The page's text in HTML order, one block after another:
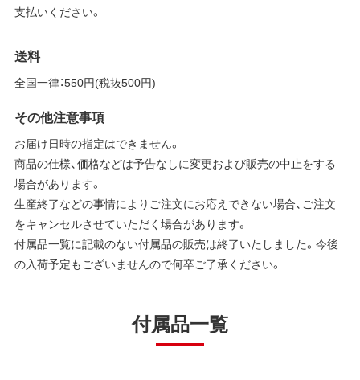
支払いください。
送料
全国一律：550円(税抜500円)
その他注意事項
お届け日時の指定はできません。
商品の仕様、価格などは予告なしに変更および販売の中止をする
場合があります。
生産終了などの事情によりご注文にお応えできない場合、ご注文
をキャンセルさせていただく場合があります。
付属品一覧に記載のない付属品の販売は終了いたしました。今後
の入荷予定もございませんので何卒ご了承ください。
付属品一覧